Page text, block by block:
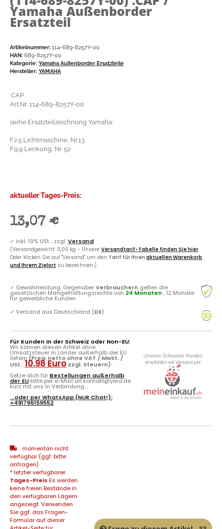
Yamaha Außenborder
Ersatzteil
Artikelnummer: 114-689-8257Y-00
HAN: 689-8257Y-00
Kategorie: Yamaha Außenborder Ersatzteile
Hersteller: YAMAHA
.CAP
Art.Nr. 114-689-8257Y-00
siehe Ersatzteilzeichnung Yamaha:
F2.5 Lichtmaschine, Nr.13
F9.9 Lenkung, Nr. 52
aktueller Tages-Preis:
13,07 €
✓ inkl. 19% USt. , zzgl.Versand
(Versandgewicht: 0,00 kg - Unsere Versandtarif-Tabelle finden Sie hier.
Oder klicken Sie auf "Versand" um den Tarif für Ihren aktuellen Warenkorb
und Ihrem Zielort zu berechnen.)
✓ Gewährleistung: GegenüberVerbrauchern gelten die
gesetzlichen Mängelhaftungsrechte von 24 Monaten , 12 Monate
für gewerbliche Kunden.
✓ Versand aus Deutschland (DE)
Für Kunden in der Schweiz oder Non-EU:
Wir können diesen Artikel ohne
Umsatzsteuer in Länder außerhalb der EU
liefern (Preis netto ohne VAT / MwSt. /
USt.:10.98 Euro zzgl. Steuern) .
Setze dich für Bestellungen außerhalb
der EU bitte per e-Mail an kontakt@yerd.de
kurz mit uns in Verbindung ...
...oder perWhatsApp (NUR Chat!):
+491796159552
momentan nicht
verfügbar (ggf. bitte
anfragen)
* letzter verfügbarer
Tages-Preis Es werden
keine freien Bestände in
den verfügbaren Lägern
angezeigt. Verwenden
Sie ggf. das Fragen-
Formular auf dieser